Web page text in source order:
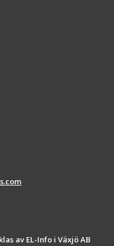
av EL-Info i Växjö AB